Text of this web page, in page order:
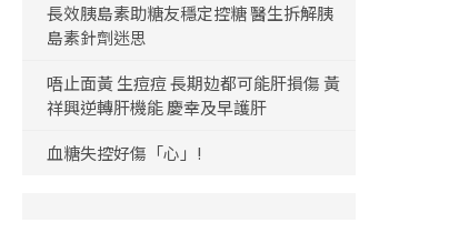
長效胰島素助糖友穩定控糖 醫生拆解胰
島素針劑迷思
唔止面黃 生痘痘 長期攰都可能肝損傷 黃
祥興逆轉肝機能 慶幸及早護肝
血糖失控好傷「心」!